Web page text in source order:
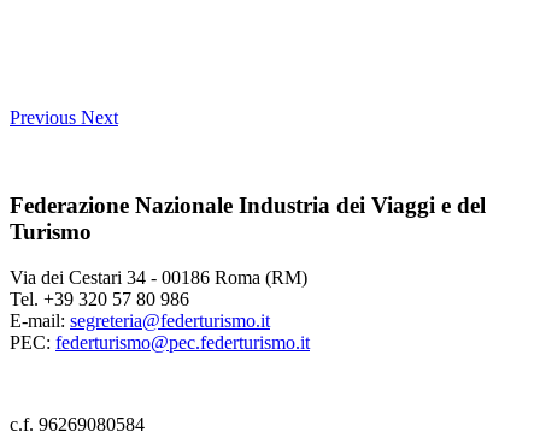
Previous Next
Federazione Nazionale Industria dei Viaggi e del
Turismo
Via dei Cestari 34 - 00186 Roma (RM)
Tel. +39 320 57 80 986
E-mail: segreteria@federturismo.it
PEC: federturismo@pec.federturismo.it
c.f. 96269080584